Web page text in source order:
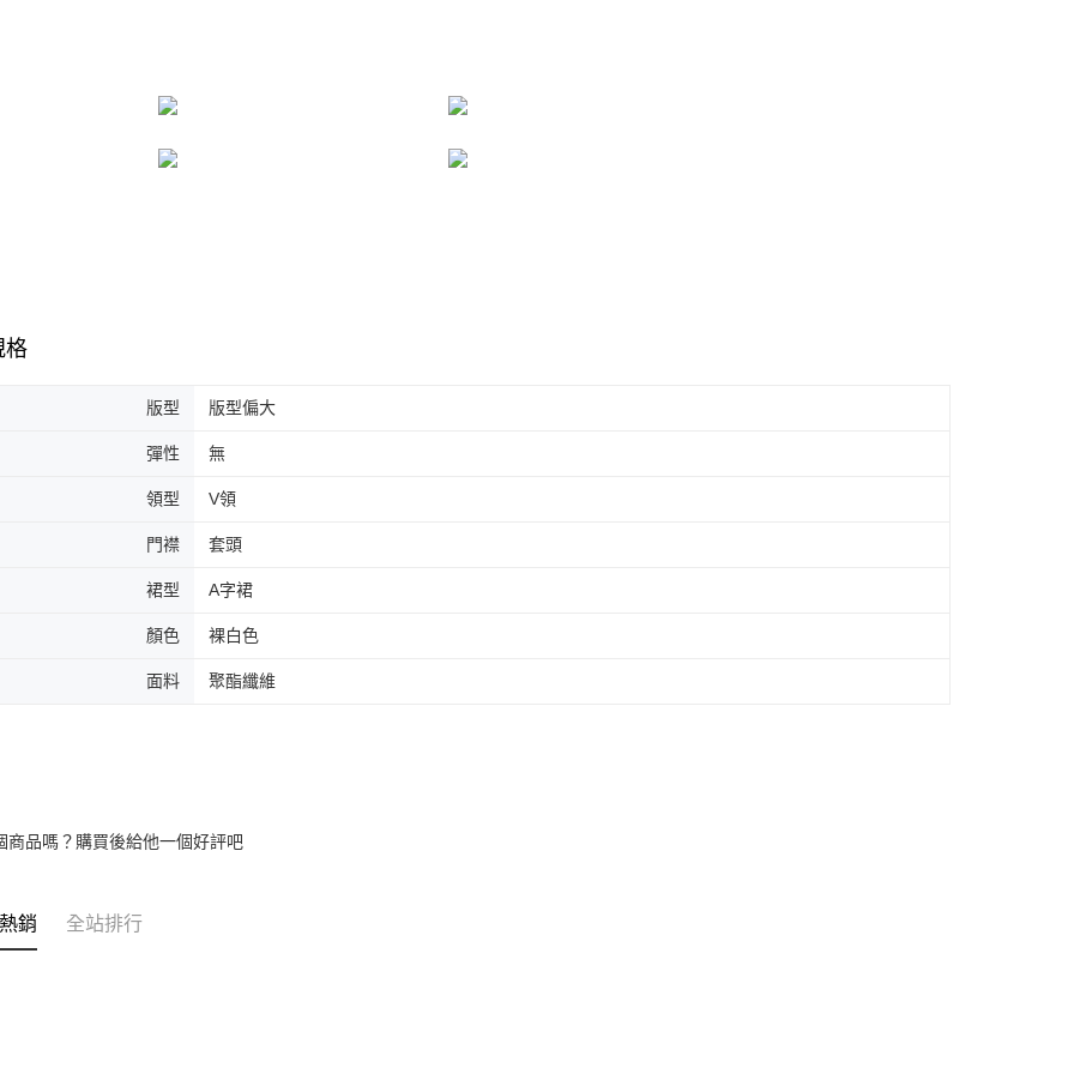
格
版型 版型偏大
彈性 無
領型 V領
門襟 套頭
裙型 A字裙
顏色 裸白色
面料 聚酯纖維
商品嗎？購買後給他一個好評吧
銷 全站排行